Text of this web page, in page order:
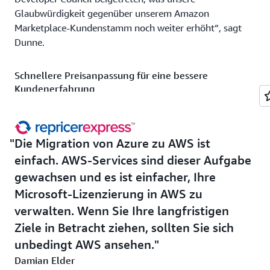
Glaubwürdigkeit gegenüber unserem Amazon
Marketplace-Kundenstamm noch weiter erhöht“, sagt
Dunne.
Schnellere Preisanpassung für eine bessere
Kundenerfahrung
Kosten für die Übertragung von
Preisbenachrichtigungen von AWS auf die virtuellen
Azure-Maschinen des Unternehmens wegfielen. „Durch
die Umstellung von Azure auf AWS konnten wir unsere
Kosten für ausgehende Bandbreite um etwa 60 000 USD
pro Jahr senken“, sagt Elder. „Durch die Installation der
meisten unserer Server auf Amazon EC2 Reserved
Instances für ein Jahr erhielten wir einen zusätzlichen
Rabatt von 15 Prozent, den wir wieder in unsere
Serverinfrastruktur investieren. “
Die Migration von Azure zu AWS ist
einfach. AWS-Services sind dieser Aufgabe
gewachsen und es ist einfacher, Ihre
Microsoft-Lizenzierung in AWS zu
verwalten. Wenn Sie Ihre langfristigen
Ziele in Betracht ziehen, sollten Sie sich
unbedingt AWS ansehen.
Damian Elder